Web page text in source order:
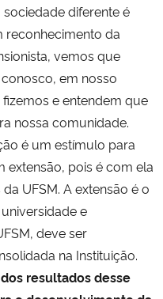
diferente é
reconhecimento da
vemos que
em nosso
e entendem que
nossa comunidade.
é um estímulo para
extensão, pois é com ela
UFSM. A extensão é o
e
deve ser
na Instituição.
resultados desse